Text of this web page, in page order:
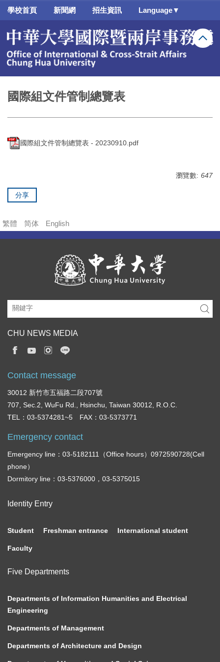
跳
要
容
學校首頁 新聞網 招生資訊 Language▼
國際組文件管制總覽表
國際組文件管制總覽表 - 20230910.pdf
瀏覽數: 647
分享
繁體 简体 English
CHU NEWS MEDIA
Contact message
30012 新竹市五福路二段707號
707, Sec.2, WuFu Rd., Hsinchu, Taiwan 30012, R.O.C.
TEL：03-5374281~5 FAX：03-5373771
Emergency contact
Emergency line：03-5182111（Office hours）0972590728(Cell
phone）
Dormitory line：03-5376000，03-5375015
Identity Entry
Student Freshman entrance International student
Faculty
Five Departments
Departments of Information Humanities and Electrical
Engineering
Departments of Management
Departments of Architecture and Design